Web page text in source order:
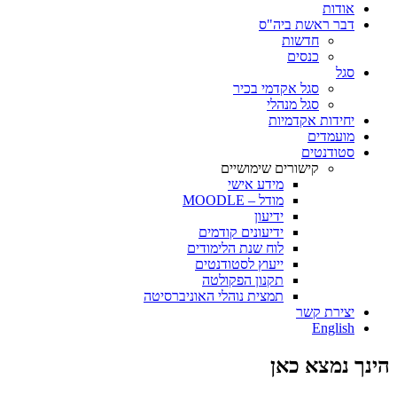
אודות
דבר ראשת ביה"ס
חדשות
כנסים
סגל
סגל אקדמי בכיר
סגל מנהלי
יחידות אקדמיות
מועמדים
סטודנטים
קישורים שימושיים
מידע אישי
מודל – MOODLE
ידיעון
ידיעונים קודמים
לוח שנת הלימודים
ייעוץ לסטודנטים
תקנון הפקולטה
תמצית נוהלי האוניברסיטה
יצירת קשר
English
הינך נמצא כאן